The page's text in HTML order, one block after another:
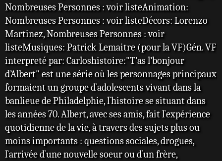
Nombreuses Personnes : voir listeAnimation:
Nombreuses Personnes : voir listeDécors: Lorenzo
Martinez, Nombreuses Personnes : voir
listeMusiques: Patrick Lemaitre (pour la VF)Gén. VF
interpreté par: Carloshistoire:"T’as l’bonjour
d’Albert" est une série où les personnages principaux
formaient un groupe d`adolescents vivant dans la
banlieue de Philadelphie, l`histoire se situant dans
les années 70. Albert, avec ses amis, fait l`expérience
quotidienne de la vie, à travers des sujets plus ou
moins importants : questions sociales, drogues,
l`arrivée d`une nouvelle soeur ou d`un frère,